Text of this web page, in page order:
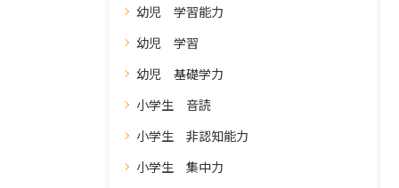
幼児 学習能力
幼児 学習
幼児 基礎学力
小学生 音読
小学生 非認知能力
小学生 集中力